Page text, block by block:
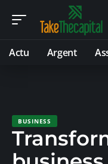
Actu Argent
BUSINESS